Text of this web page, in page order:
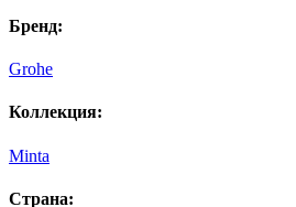
Бренд:
Grohe
Коллекция:
Minta
Страна: